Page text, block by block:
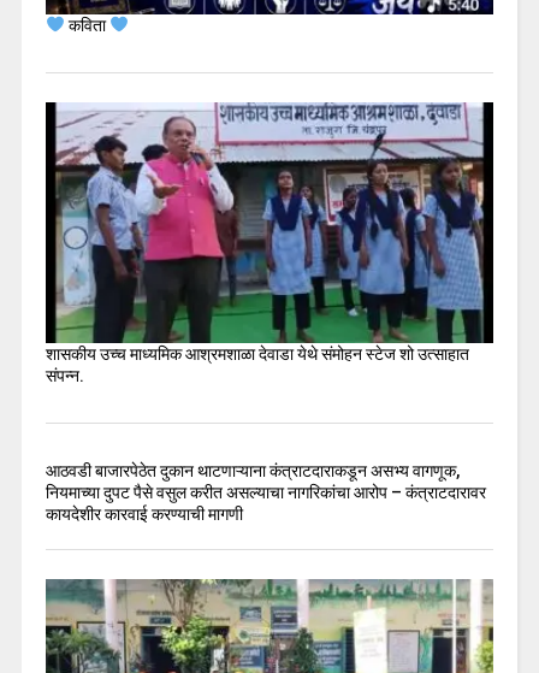
कविता
शासकीय उच्च माध्यमिक आश्रमशाळा देवाडा येथे संमोहन स्टेज शो उत्साहात
संपन्न.
आठवडी बाजारपेठेत दुकान थाटणाऱ्याना कंत्राटदाराकडून असभ्य वागणूक,
नियमाच्या दुपट पैसे वसुल करीत असल्याचा नागरिकांचा आरोप – कंत्राटदारावर
कायदेशीर कारवाई करण्याची मागणी